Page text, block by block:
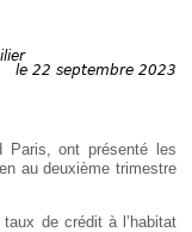
le 22 septembre 2023
Paris, ont présenté les
au deuxième trimestre
de crédit à l’habitat